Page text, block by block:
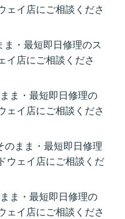
ェイ店にご相談くださ
・最短即日修理のス
イ店にご相談くださ
ま・最短即日修理の
ェイ店にご相談くださ
のまま・最短即日修理
ウェイ店にご相談くだ
ま・最短即日修理の
ェイ店にご相談くださ